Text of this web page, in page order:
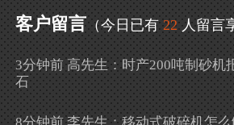
客户留言 （今日已有 22 人留言
3分钟前 高先生：时产200吨制砂机
石